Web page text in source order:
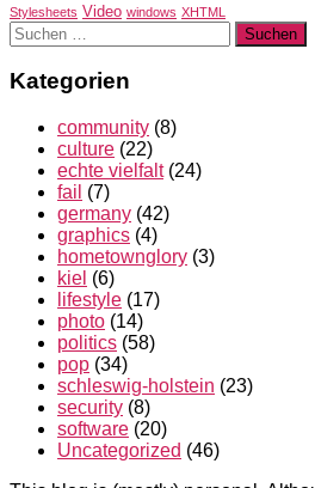
Stylesheets Video windows XHTML
Suchen
nach:
Kategorien
community (8)
culture (22)
echte vielfalt(24)
fail (7)
germany (42)
graphics (4)
hometownglory (3)
kiel (6)
lifestyle (17)
photo (14)
politics (58)
pop (34)
schleswig-holstein (23)
security (8)
software (20)
Uncategorized (46)